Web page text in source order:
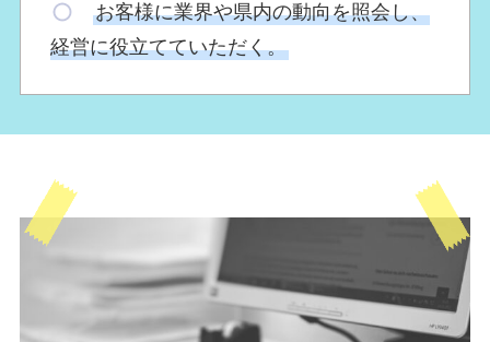
お客様に業界や県内の動向を照会し、
経営に役立てていただく。